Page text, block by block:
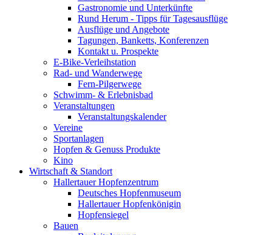
Gastronomie und Unterkünfte
Rund Herum - Tipps für Tagesausflüge
Ausflüge und Angebote
Tagungen, Banketts, Konferenzen
Kontakt u. Prospekte
E-Bike-Verleihstation
Rad- und Wanderwege
Fern-Pilgerwege
Schwimm- & Erlebnisbad
Veranstaltungen
Veranstaltungskalender
Vereine
Sportanlagen
Hopfen & Genuss Produkte
Kino
Wirtschaft & Standort
Hallertauer Hopfenzentrum
Deutsches Hopfenmuseum
Hallertauer Hopfenkönigin
Hopfensiegel
Bauen